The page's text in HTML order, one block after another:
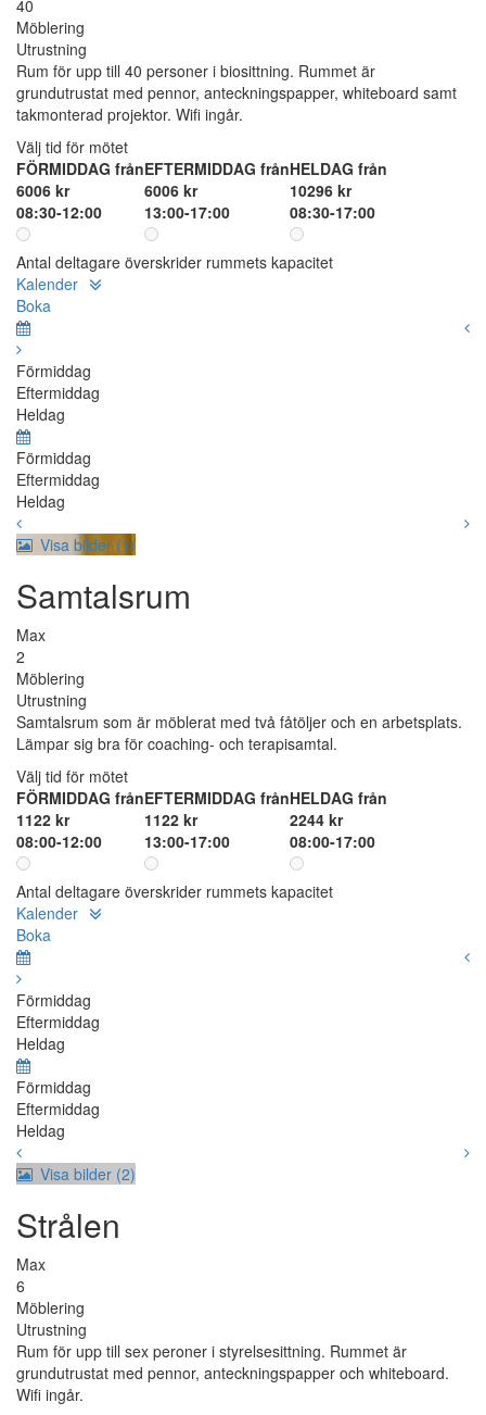
40
Möblering
Utrustning
Rum för upp till 40 personer i biosittning. Rummet är
grundutrustat med pennor, anteckningspapper, whiteboard samt
takmonterad projektor. Wifi ingår.
Välj tid för mötet
FÖRMIDDAG från
6006 kr
08:30-12:00
EFTERMIDDAG från
6006 kr
13:00-17:00
HELDAG från
10296 kr
08:30-17:00
Antal deltagare överskrider rummets kapacitet
Kalender
Boka
Förmiddag
Eftermiddag
Heldag
Förmiddag
Eftermiddag
Heldag
Visa bilder (1)
Samtalsrum
Max
2
Möblering
Utrustning
Samtalsrum som är möblerat med två fåtöljer och en arbetsplats.
Lämpar sig bra för coaching- och terapisamtal.
Välj tid för mötet
FÖRMIDDAG från
1122 kr
08:00-12:00
EFTERMIDDAG från
1122 kr
13:00-17:00
HELDAG från
2244 kr
08:00-17:00
Antal deltagare överskrider rummets kapacitet
Kalender
Boka
Förmiddag
Eftermiddag
Heldag
Förmiddag
Eftermiddag
Heldag
Visa bilder (2)
Strålen
Max
6
Möblering
Utrustning
Rum för upp till sex peroner i styrelsesittning. Rummet är
grundutrustat med pennor, anteckningspapper och whiteboard.
Wifi ingår.